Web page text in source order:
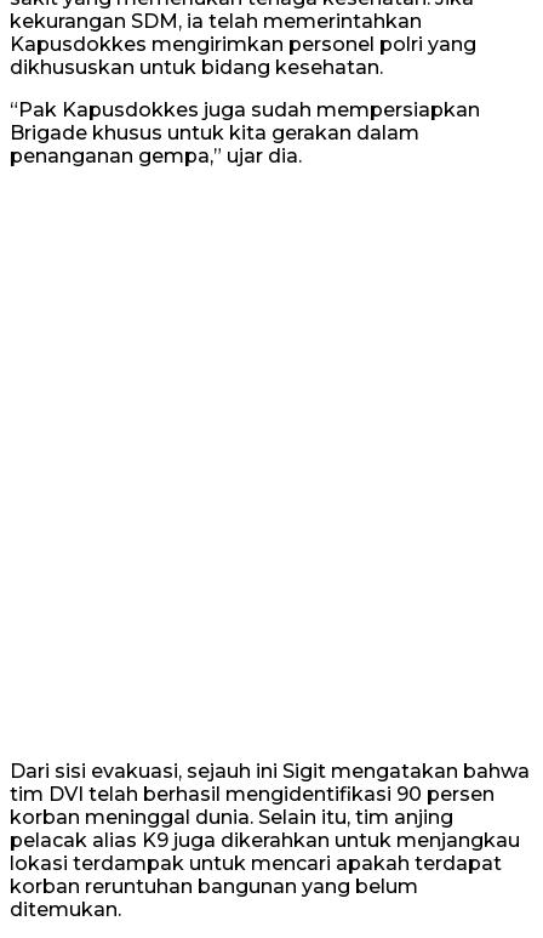
kekurangan SDM, ia telah memerintahkan
Kapusdokkes mengirimkan personel polri yang
dikhususkan untuk bidang kesehatan.
“Pak Kapusdokkes juga sudah mempersiapkan
Brigade khusus untuk kita gerakan dalam
penanganan gempa,” ujar dia.
Dari sisi evakuasi, sejauh ini Sigit mengatakan bahwa
tim DVI telah berhasil mengidentifikasi 90 persen
korban meninggal dunia. Selain itu, tim anjing
pelacak alias K9 juga dikerahkan untuk menjangkau
lokasi terdampak untuk mencari apakah terdapat
korban reruntuhan bangunan yang belum
ditemukan.